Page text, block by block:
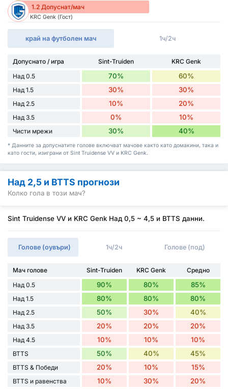
1.2 Допуснат/мач
KRC Genk (Гост)
край на футболен мач 1ч/2ч
Допуснато / игра Sint-Truiden
KRC Genk
Над 0.5
70% 60%
Над 1.5 30% 30%
Над 2.5 10% 20%
Над 3.5 0% 10%
Чисти мрежи 30% 40%
* Данните за допуснатите голове включват мачове както като домакини, така и
като гости, изиграни от Sint Truidense VV и KRC Genk.
Над 2,5 и BTTS прогнози
Колко гола в този мач?
Sint Truidense VV и KRC Genk Над 0,5 ~ 4,5 и BTTS данни.
Голове (оувъри) 1ч/2ч Голове (под)
Мач голове Sint-Truiden KRC Genk
Средно
Над 0.5
90% 80% 85%
Над 1.5 80% 80% 80%
Над 2.5 50% 30% 40%
Над 3.5 20% 20% 20%
Над 4.5 10% 10% 10%
BTTS 50% 40% 45%
BTTS & Победи 20% 10% 15%
BTTS и равенства 10% 30% 20%